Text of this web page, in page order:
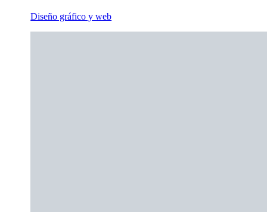
Diseño gráfico y web